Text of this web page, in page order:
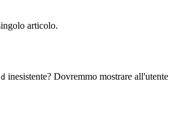
articolo.
inesistente? Dovremmo mostrare